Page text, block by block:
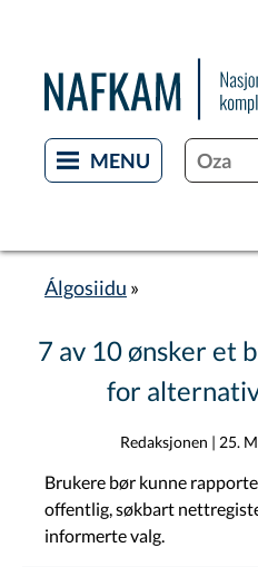
content
Álgosiidu
7 av 10 ønsker et
for
Redaksjonen | 25.
Brukere bør kunne
offentlig, søkbart
informerte valg.